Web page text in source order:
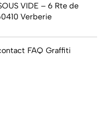
VIDE – 6 Rte de
Verberie
FAQ Graffiti